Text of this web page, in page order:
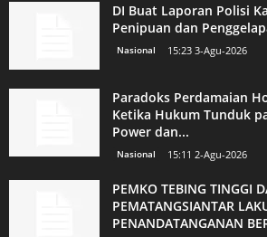
DI Buat Laporan Polisi
Penipuan dan
Nasional 15:23 3-Agu-2026
Paradoks Perdamaian
Ketika Hukum Tunduk
Power dan...
Nasional 15:11 2-Agu-2026
PEMKO TEBING TINGGI
PEMATANGSIANTAR
PENANDATANGANAN